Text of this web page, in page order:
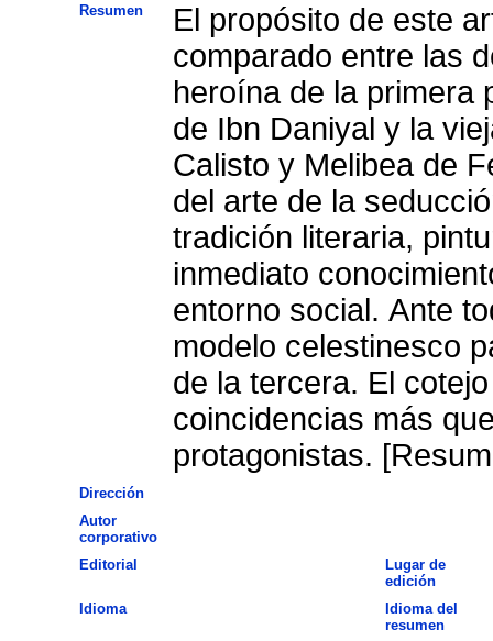
Resumen
El propósito de este
comparado entre las
heroína de la primera
de Ibn Daniyal y la
Calisto y Melibea de
del arte de la
tradición literaria,
inmediato
entorno social. Ante
modelo celestinesco
de la tercera. El
coincidencias más
protagonistas.
Dirección
Autor
corporativo
Editorial
Lugar de
edición
Idioma
Idioma del
resumen